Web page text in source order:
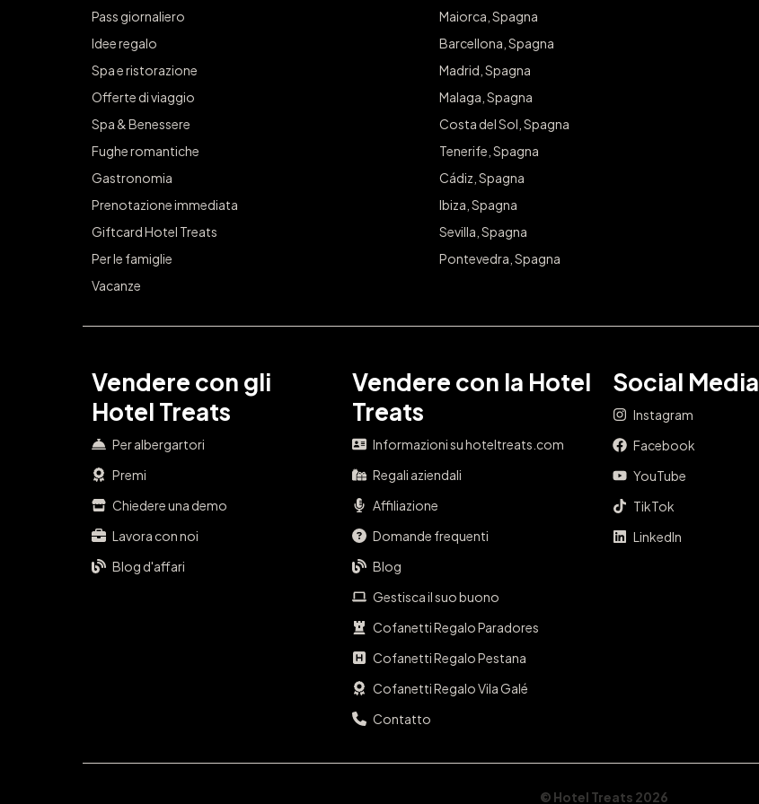
Pass giornaliero
Idee regalo
Spa e ristorazione
Offerte di viaggio
Spa & Benessere
Fughe romantiche
Gastronomia
Prenotazione immediata
Giftcard Hotel Treats
Per le famiglie
Vacanze
Maiorca, Spagna
Barcellona, Spagna
Madrid, Spagna
Malaga, Spagna
Costa del Sol, Spagna
Tenerife, Spagna
Cádiz, Spagna
Ibiza, Spagna
Sevilla, Spagna
Pontevedra, Spagna
Vendere con gli
Hotel Treats
Per albergartori
Premi
Chiedere una demo
Lavora con noi
Blog d'affari
Vendere con la Hotel
Treats
Informazioni su hoteltreats.com
Regali aziendali
Affiliazione
Domande frequenti
Blog
Gestisca il suo buono
Cofanetti Regalo Paradores
Cofanetti Regalo Pestana
Cofanetti Regalo Vila Galé
Contatto
Social Media
Instagram
Facebook
YouTube
TikTok
LinkedIn
© Hotel Treats 2026